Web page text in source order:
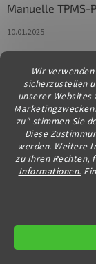
Wir
sicherzustellen
unserer Websites
zu" stimmen Sie
Diese
werden. Weitere
zu Ihren Rechten,
Informationen.
Manuelle TPMS-
10.01.2025
Kontakt
info@
Copyright 2026